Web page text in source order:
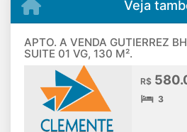
Veja
APTO. A VENDA GUTIERREZ
SUITE 01 VG, 130 M².
R$
3